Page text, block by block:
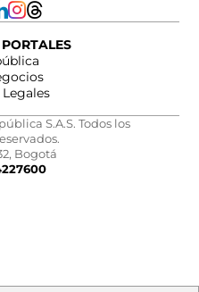
S.A.S. Todos los
Bogotá